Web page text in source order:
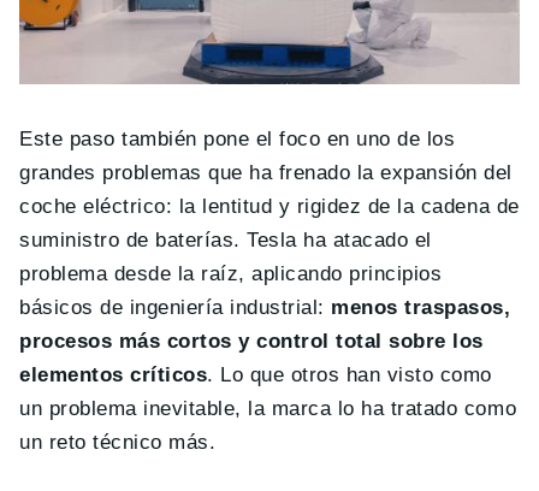
Este paso también pone el foco en uno de los
grandes problemas que ha frenado la expansión del
coche eléctrico: la lentitud y rigidez de la cadena de
suministro de baterías. Tesla ha atacado el
problema desde la raíz, aplicando principios
básicos de ingeniería industrial: menos traspasos,
procesos más cortos y control total sobre los
elementos críticos. Lo que otros han visto como
un problema inevitable, la marca lo ha tratado como
un reto técnico más.